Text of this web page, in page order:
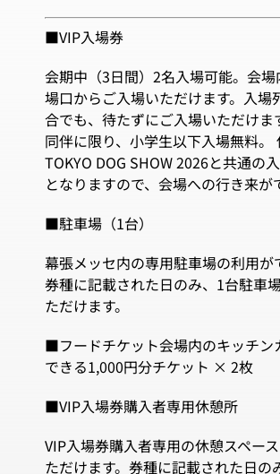
■VIP入場券
会期中（3日間）2名入場可能。会場
場口からご入場いただけます。入場
合でも、待たずにご入場いただけま
同伴に限り、小学生以下入場無料。
TOKYO DOG SHOW 2026と共通の
となりますので、会場への行き来が
■駐車場（1台）
幕張メッセ内の専用駐車場の利用が
券種に記載された日のみ、1台駐車
ただけます。
■フードチケット会場内のキッチン
できる1,000円分チケット × 2枚
■VIP入場券購入者専用休憩所
VIP入場券購入者専用の休憩スペー
ただけます。券種に記載された日の